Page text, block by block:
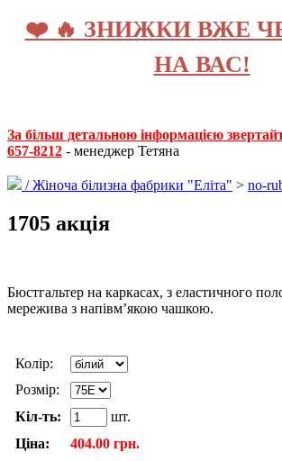
❤️ 🔥 ЗНИЖКИ ВЖЕ
НА ВАС!
За більш детальною інформацією
657-8212 - менеджер Тетяна
/Жіноча білизна фабрики "Еліта" > no-
1705 акція
Бюстгальтер на каркасах, з еластичного
мережива з напівм’якою чашкою.
Колір:
Розмір:
Кіл-ть:
шт.
Ціна:
404.00 грн.